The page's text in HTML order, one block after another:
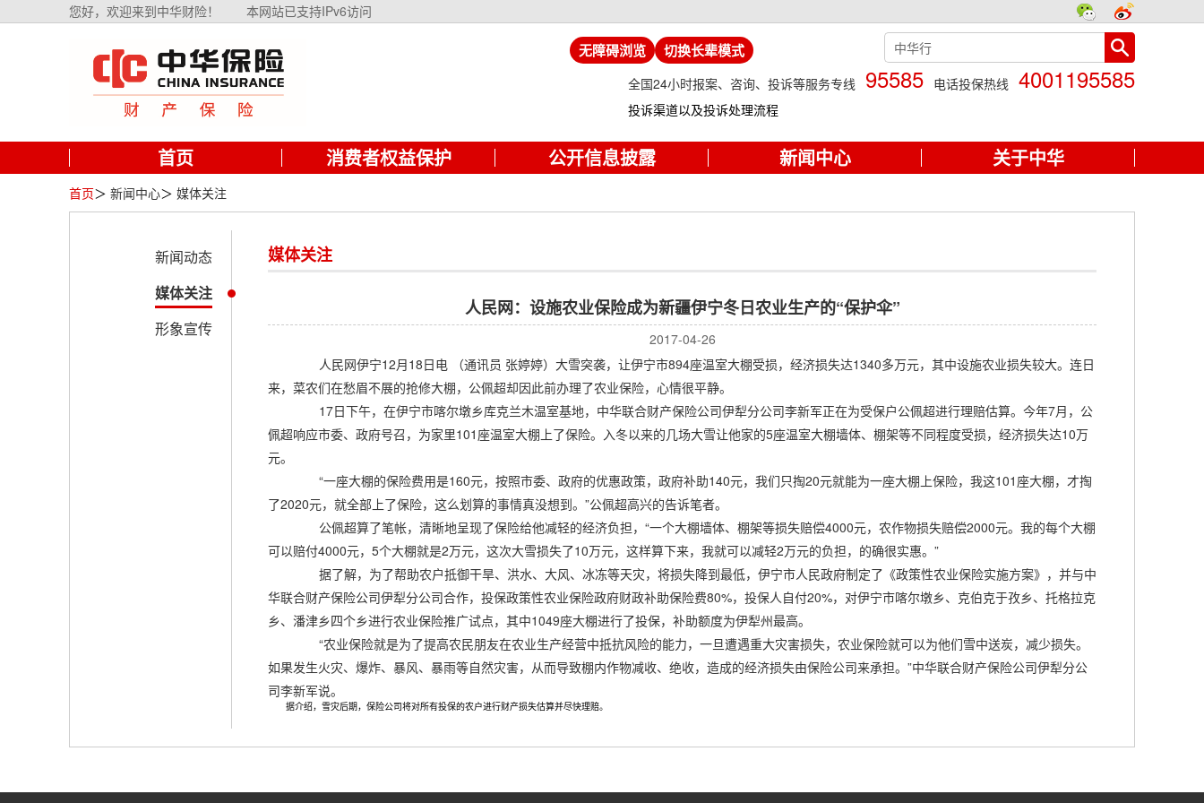
您好，欢迎来到中华财险！ 本网站已支持IPv6访问
无障碍浏览 切换长辈模式
全国24小时报案、咨询、投诉等服务专线 95585 电话投保热线 4001195585
投诉渠道以及投诉处理流程
首页 消费者权益保护 公开信息披露 新闻中心 关于中华
首页＞ 新闻中心＞ 媒体关注
新闻动态
媒体关注
形象宣传
媒体关注
人民网：设施农业保险成为新疆伊宁冬日农业生产的“保护伞”
2017-04-26
人民网伊宁12月18日电 （通讯员 张婷婷）大雪突袭，让伊宁市894座温室大棚受损，经济损失达1340多万元，其中设施农业损失较大。连日
来，菜农们在愁眉不展的抢修大棚，公佩超却因此前办理了农业保险，心情很平静。
17日下午，在伊宁市喀尔墩乡库克兰木温室基地，中华联合财产保险公司伊犁分公司李新军正在为受保户公佩超进行理赔估算。今年7月，公
佩超响应市委、政府号召，为家里101座温室大棚上了保险。入冬以来的几场大雪让他家的5座温室大棚墙体、棚架等不同程度受损，经济损失达10万
元。
“一座大棚的保险费用是160元，按照市委、政府的优惠政策，政府补助140元，我们只掏20元就能为一座大棚上保险，我这101座大棚，才掏
了2020元，就全部上了保险，这么划算的事情真没想到。”公佩超高兴的告诉笔者。
公佩超算了笔帐，清晰地呈现了保险给他减轻的经济负担，“一个大棚墙体、棚架等损失赔偿4000元，农作物损失赔偿2000元。我的每个大棚
可以赔付4000元，5个大棚就是2万元，这次大雪损失了10万元，这样算下来，我就可以减轻2万元的负担，的确很实惠。”
据了解，为了帮助农户抵御干旱、洪水、大风、冰冻等天灾，将损失降到最低，伊宁市人民政府制定了《政策性农业保险实施方案》，并与中
华联合财产保险公司伊犁分公司合作，投保政策性农业保险政府财政补助保险费80%，投保人自付20%，对伊宁市喀尔墩乡、克伯克于孜乡、托格拉克
乡、潘津乡四个乡进行农业保险推广试点，其中1049座大棚进行了投保，补助额度为伊犁州最高。
“农业保险就是为了提高农民朋友在农业生产经营中抵抗风险的能力，一旦遭遇重大灾害损失，农业保险就可以为他们雪中送炭，减少损失。
如果发生火灾、爆炸、暴风、暴雨等自然灾害，从而导致棚内作物减收、绝收，造成的经济损失由保险公司来承担。”中华联合财产保险公司伊犁分公
司李新军说。
据介绍，雪灾后期，保险公司将对所有投保的农户进行财产损失估算并尽快理赔。